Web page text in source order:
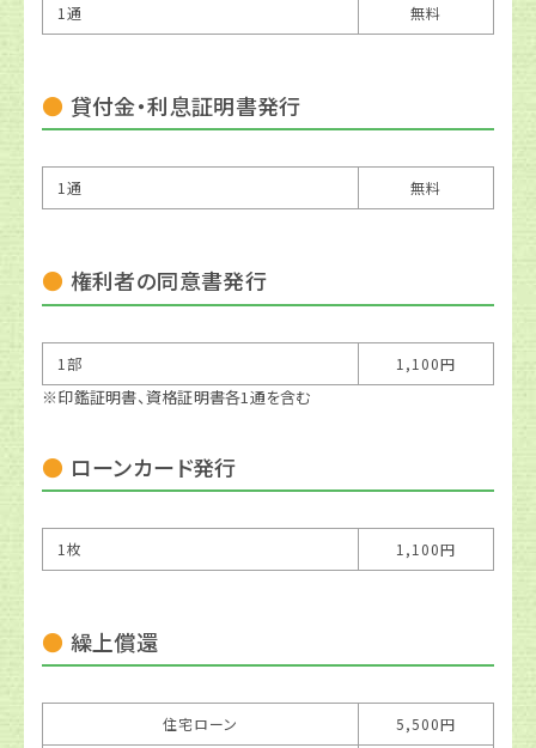
1通 無料
貸付金・利息証明書発行
1通 無料
権利者の同意書発行
1部 1,100円
※印鑑証明書、資格証明書各1通を含む
ローンカード発行
1枚 1,100円
繰上償還
住宅ローン 5,500円